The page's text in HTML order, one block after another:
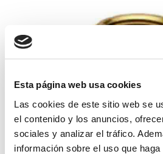
Esta página web usa cookies
Las cookies de este sitio web se
el contenido y los anuncios,
sociales y analizar el tráfico.
información sobre el uso que